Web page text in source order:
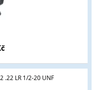
.22 LR 1/2-20 UNF